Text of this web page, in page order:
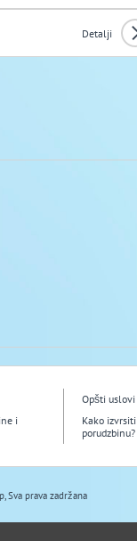
Detalji
Opšti uslovi
i
Kako izvrsiti
porudzbinu?
Sva prava zadržana